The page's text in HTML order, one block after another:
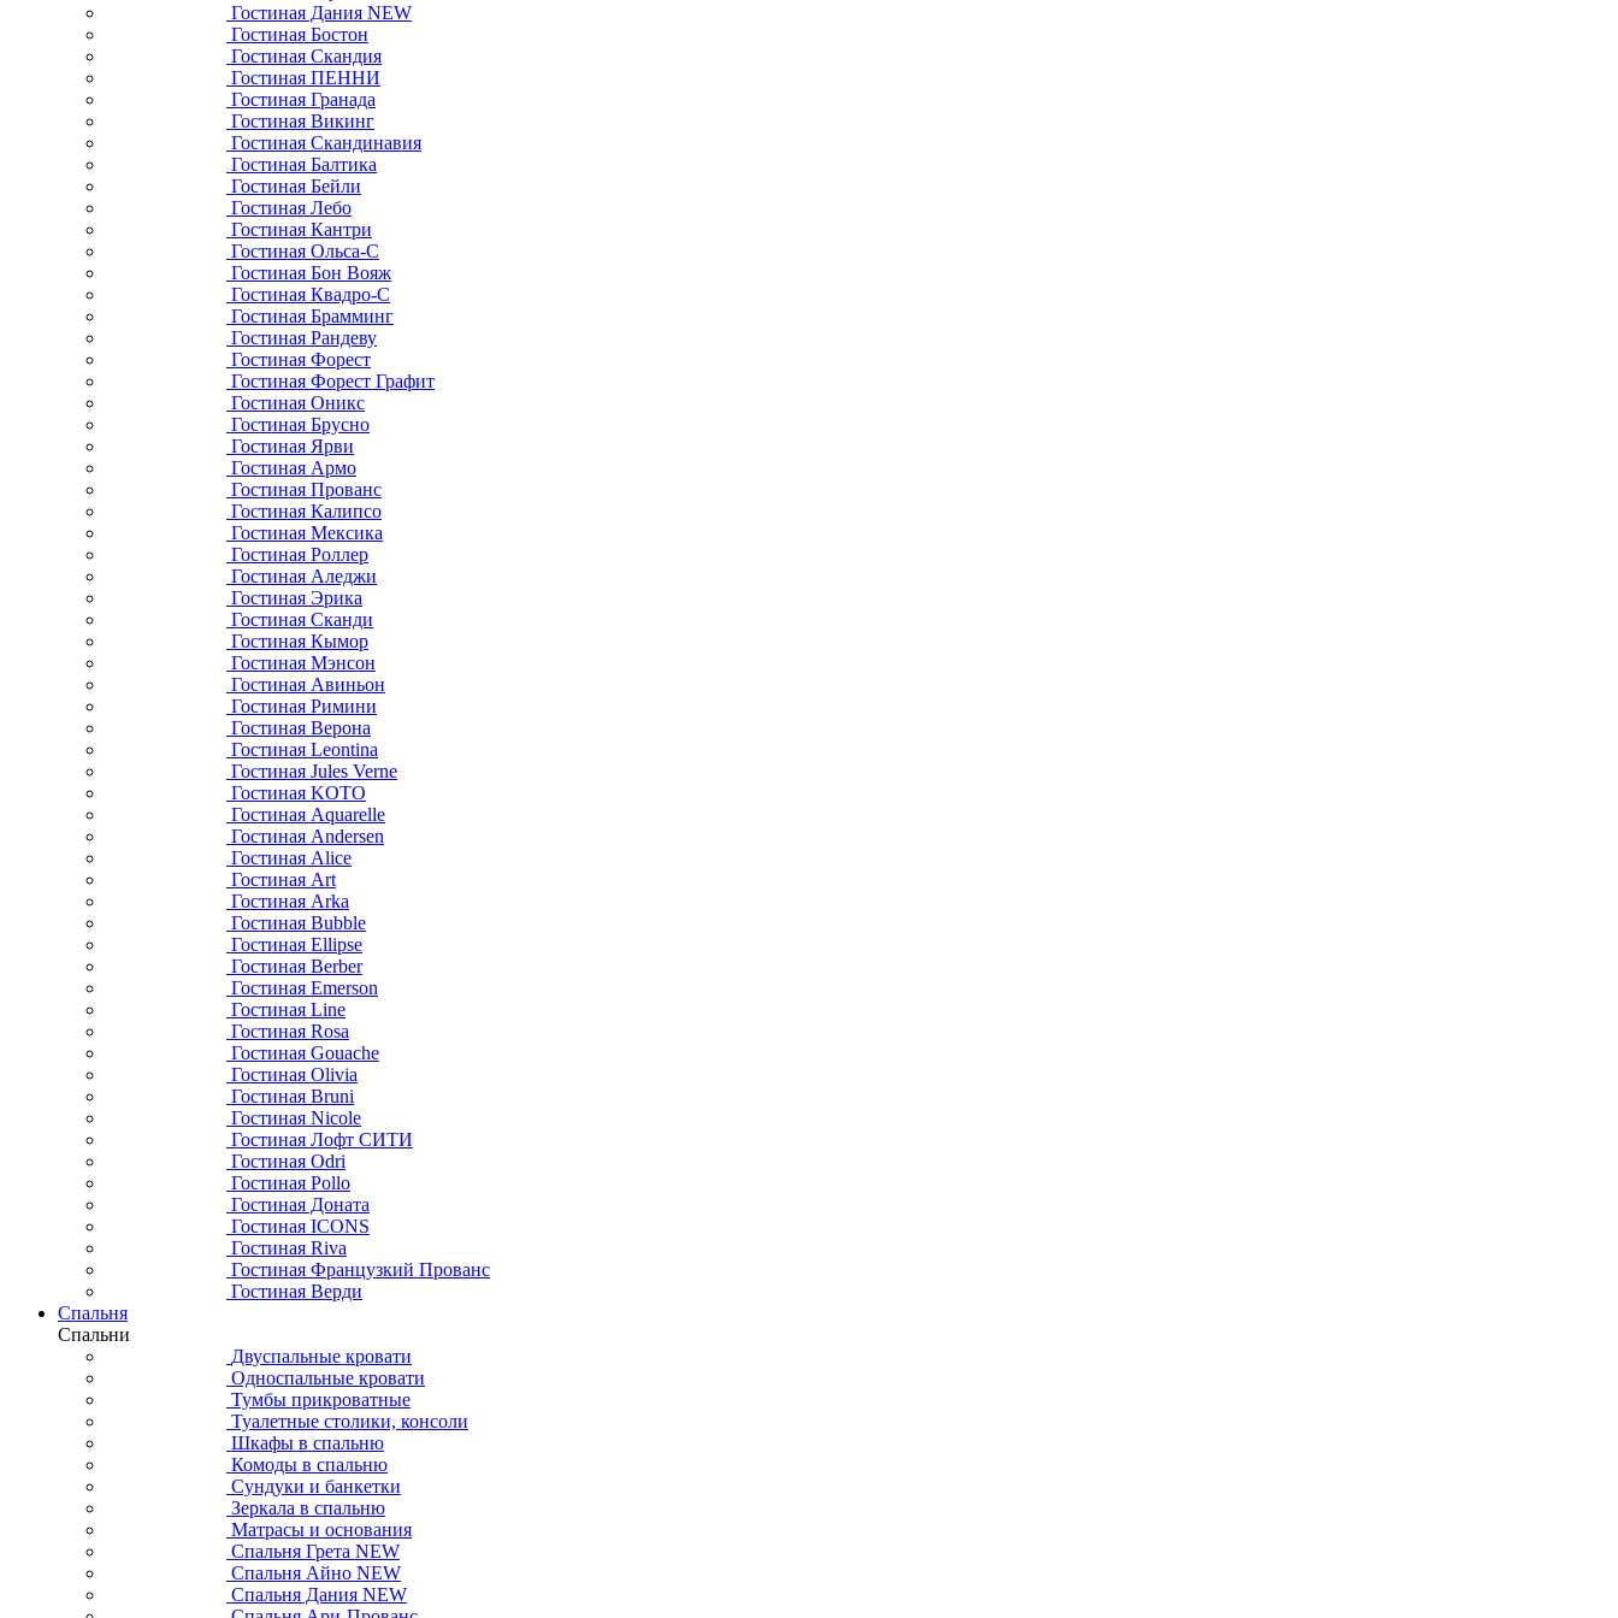
Гостиная Дания NEW
Гостиная Бостон
Гостиная Скандия
Гостиная ПЕННИ
Гостиная Гранада
Гостиная Викинг
Гостиная Скандинавия
Гостиная Балтика
Гостиная Бейли
Гостиная Лебо
Гостиная Кантри
Гостиная Ольса-С
Гостиная Бон Вояж
Гостиная Квадро-С
Гостиная Брамминг
Гостиная Рандеву
Гостиная Форест
Гостиная Форест Графит
Гостиная Оникс
Гостиная Брусно
Гостиная Ярви
Гостиная Армо
Гостиная Прованс
Гостиная Калипсо
Гостиная Мексика
Гостиная Роллер
Гостиная Аледжи
Гостиная Эрика
Гостиная Сканди
Гостиная Кымор
Гостиная Мэнсон
Гостиная Авиньон
Гостиная Римини
Гостиная Верона
Гостиная Leontina
Гостиная Jules Verne
Гостиная KOTO
Гостиная Aquarelle
Гостиная Andersen
Гостиная Alice
Гостиная Art
Гостиная Arka
Гостиная Bubble
Гостиная Ellipse
Гостиная Berber
Гостиная Emerson
Гостиная Line
Гостиная Rosa
Гостиная Gouache
Гостиная Olivia
Гостиная Bruni
Гостиная Nicole
Гостиная Лофт СИТИ
Гостиная Odri
Гостиная Pollo
Гостиная Доната
Гостиная ICONS
Гостиная Riva
Гостиная Французкий Прованс
Гостиная Верди
Спальня
Спальни
Двуспальные кровати
Односпальные кровати
Тумбы прикроватные
Туалетные столики, консоли
Шкафы в спальню
Комоды в спальню
Сундуки и банкетки
Зеркала в спальню
Матрасы и основания
Спальня Грета NEW
Спальня Айно NEW
Спальня Дания NEW